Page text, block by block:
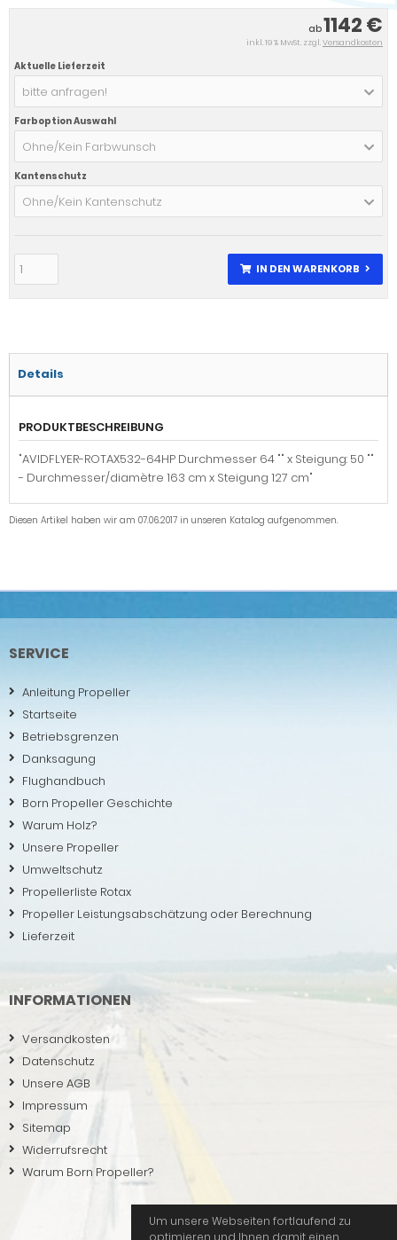
ab1142 €
inkl. 19 % MwSt. zzgl.Versandkosten
Aktuelle Lieferzeit
bitte anfragen!
Farboption Auswahl
Ohne/Kein Farbwunsch
Kantenschutz
Ohne/Kein Kantenschutz
IN DEN WARENKORB
Details
PRODUKTBESCHREIBUNG
"AVIDFLYER-ROTAX532-64HP Durchmesser 64 "" x Steigung: 50 ""
- Durchmesser/diamètre 163 cm x Steigung 127 cm"
Diesen Artikel haben wir am 07.06.2017 in unseren Katalog aufgenommen.
SERVICE
Anleitung Propeller
Startseite
Betriebsgrenzen
Danksagung
Flughandbuch
Born Propeller Geschichte
Warum Holz?
Unsere Propeller
Umweltschutz
Propellerliste Rotax
Propeller Leistungsabschätzung oder Berechnung
Lieferzeit
INFORMATIONEN
Versandkosten
Datenschutz
Unsere AGB
Impressum
Sitemap
Widerrufsrecht
Warum Born Propeller?
Um unsere Webseiten fortlaufend zu
optimieren und Ihnen damit einen